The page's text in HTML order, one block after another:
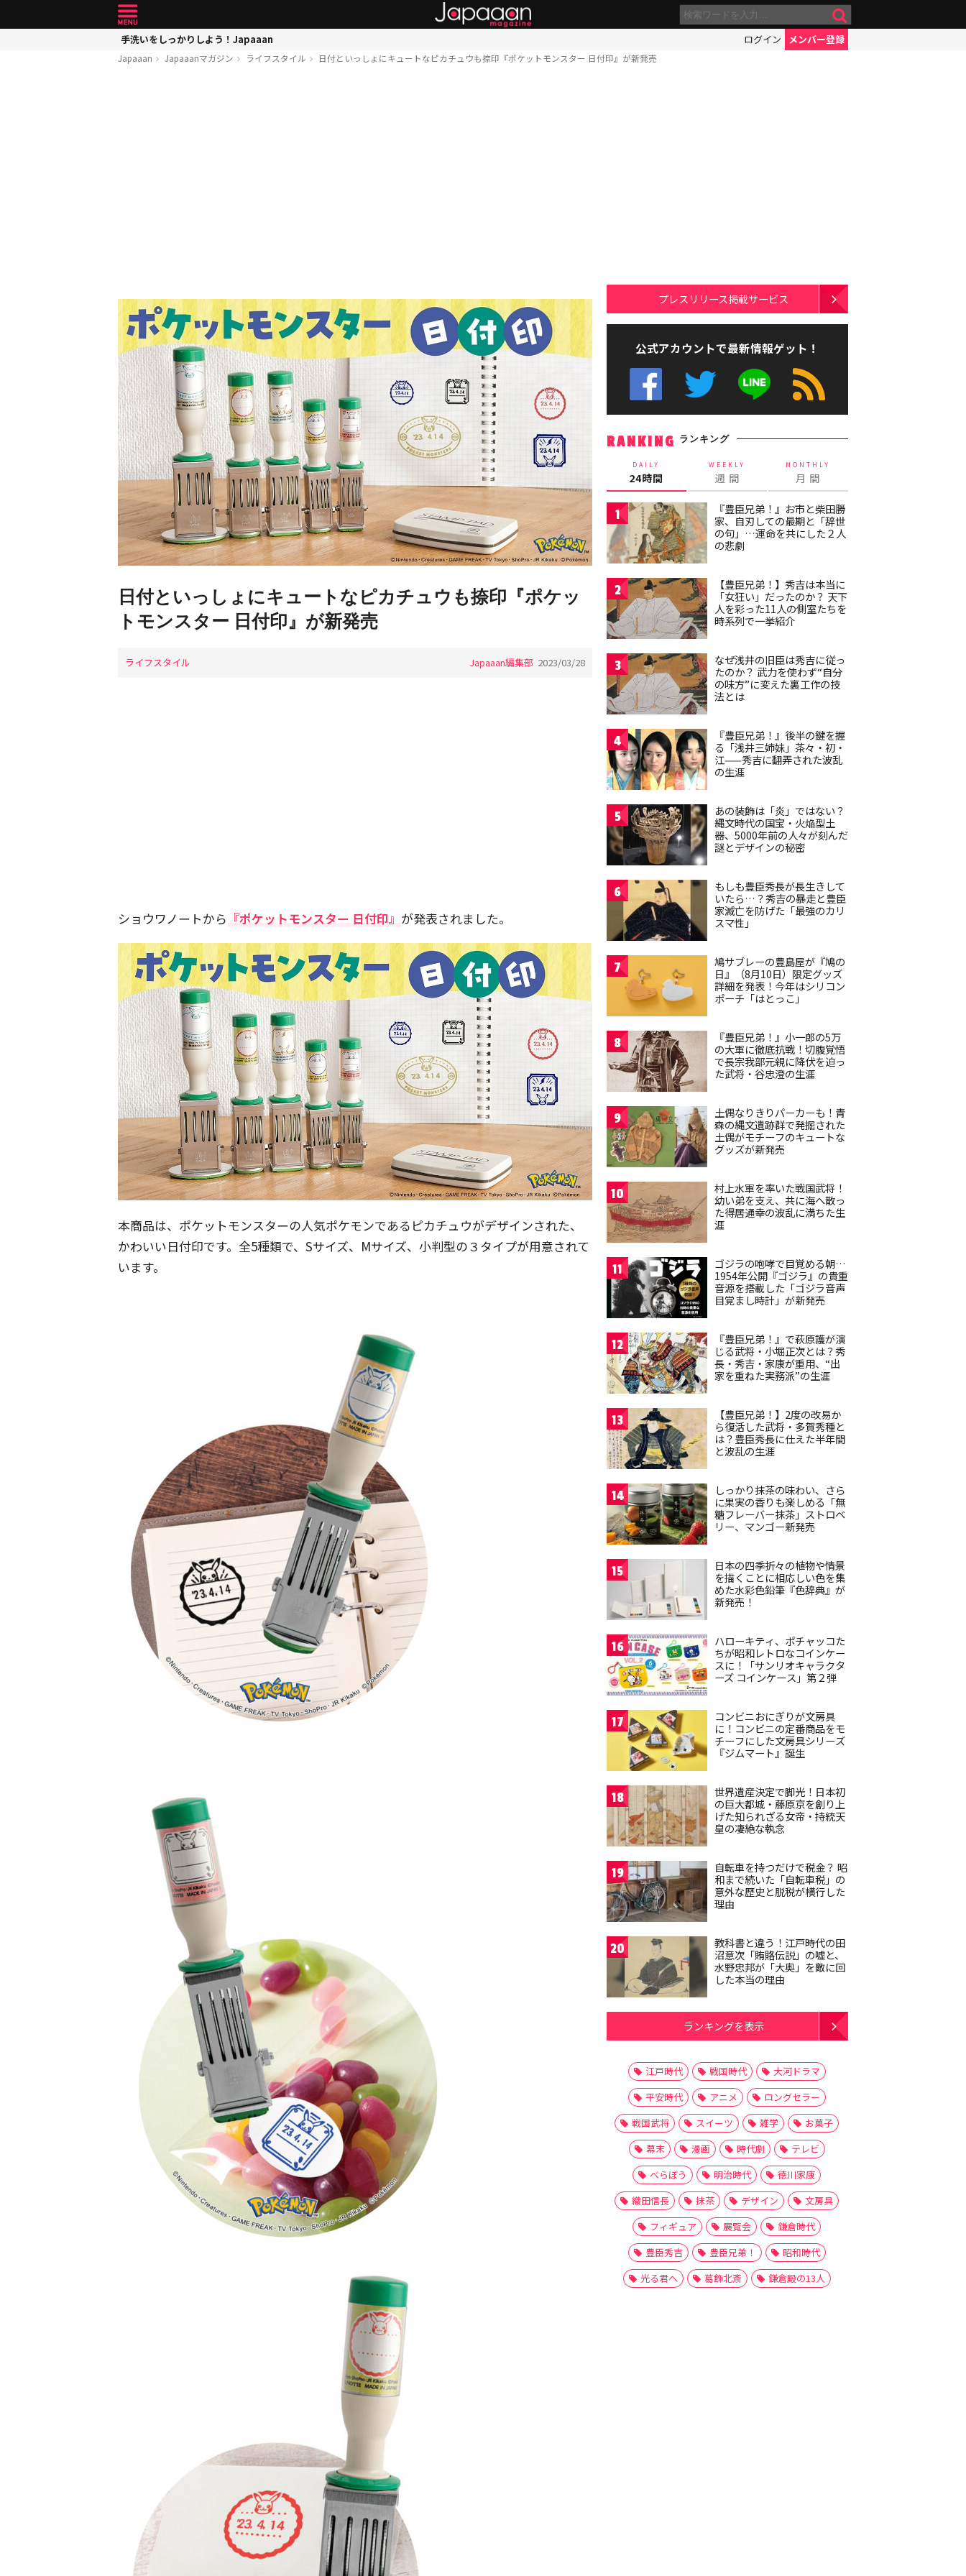
手洗いをしっかりしよう！Japaaan ログイン メンバー登録
Japaaan Japaaanマガジン ライフスタイル 日付といっしょにキュートなピカチュウも捺印『ポケットモンスター 日付印』が新発売
日付といっしょにキュートなピカチュウも捺印『ポケッ
トモンスター 日付印』が新発売
ライフスタイル Japaaan編集部 2023/03/28
ショウワノートから 『ポケットモンスター 日付印』 が発表されました。
本商品は、ポケットモンスターの人気ポケモンであるピカチュウがデザインされた、
かわいい日付印です。全5種類で、Sサイズ、Mサイズ、小判型の３タイプが用意されて
います。
プレスリリース掲載サービス
公式アカウントで最新情報ゲット！
RANKING ランキング
DAILY
24時間
WEEKLY
週 間
MONTHLY
月 間
1
『豊臣兄弟！』お市と柴田勝
家、自刃しての最期と「辞世
の句」…運命を共にした２人
の悲劇
2
【豊臣兄弟！】秀吉は本当に
「女狂い」だったのか？ 天下
人を彩った11人の側室たちを
時系列で一挙紹介
3
なぜ浅井の旧臣は秀吉に従っ
たのか？ 武力を使わず“自分
の味方”に変えた裏工作の技
法とは
4
『豊臣兄弟！』後半の鍵を握
る「浅井三姉妹」茶々・初・
江——秀吉に翻弄された波乱
の生涯
5
あの装飾は「炎」ではない？
縄文時代の国宝・火焔型土
器、5000年前の人々が刻んだ
謎とデザインの秘密
6
もしも豊臣秀長が長生きして
いたら…？秀吉の暴走と豊臣
家滅亡を防げた「最強のカリ
スマ性」
7
鳩サブレーの豊島屋が『鳩の
日』（8月10日）限定グッズ
詳細を発表！今年はシリコン
ポーチ「はとっこ」
8
『豊臣兄弟！』小一郎の5万
の大軍に徹底抗戦！切腹覚悟
で長宗我部元親に降伏を迫っ
た武将・谷忠澄の生涯
9
土偶なりきりパーカーも！青
森の縄文遺跡群で発掘された
土偶がモチーフのキュートな
グッズが新発売
10
村上水軍を率いた戦国武将！
幼い弟を支え、共に海へ散っ
た得居通幸の波乱に満ちた生
涯
11
ゴジラの咆哮で目覚める朝…
1954年公開『ゴジラ』の貴重
音源を搭載した「ゴジラ音声
目覚まし時計」が新発売
12
『豊臣兄弟！』で萩原護が演
じる武将・小堀正次とは？秀
長・秀吉・家康が重用、“出
家を重ねた実務派”の生涯
13
【豊臣兄弟！】2度の改易か
ら復活した武将・多賀秀種と
は？豊臣秀長に仕えた半年間
と波乱の生涯
14
しっかり抹茶の味わい、さら
に果実の香りも楽しめる「無
糖フレーバー抹茶」ストロベ
リー、マンゴー新発売
15
日本の四季折々の植物や情景
を描くことに相応しい色を集
めた水彩色鉛筆『色辞典』が
新発売！
16
ハローキティ、ポチャッコた
ちが昭和レトロなコインケー
スに！「サンリオキャラクタ
ーズ コインケース」第２弾
17
コンビニおにぎりが文房具
に！コンビニの定番商品をモ
チーフにした文房具シリーズ
『ジムマート』誕生
18
世界遺産決定で脚光！日本初
の巨大都城・藤原京を創り上
げた知られざる女帝・持統天
皇の凄絶な執念
19
自転車を持つだけで税金？ 昭
和まで続いた「自転車税」の
意外な歴史と脱税が横行した
理由
20
教科書と違う！江戸時代の田
沼意次「賄賂伝説」の嘘と、
水野忠邦が「大奥」を敵に回
した本当の理由
ランキングを表示
江戸時代 戦国時代
大河ドラマ
平安時代
アニメ
ロングセラー
戦国武将
スイーツ 雑学
お菓子
幕末
漫画 時代劇
テレビ
べらぼう
明治時代
徳川家康
織田信長
抹茶 デザイン
文房具
フィギュア
展覧会
鎌倉時代
豊臣秀吉
豊臣兄弟！
昭和時代
光る君へ
葛飾北斎 鎌倉殿の13人